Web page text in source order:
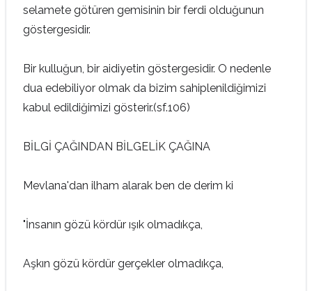
selamete götüren gemisinin bir ferdi olduğunun
göstergesidir.
Bir kulluğun, bir aidiyetin göstergesidir. O nedenle
dua edebiliyor olmak da bizim sahiplenildiğimizi
kabul edildiğimizi gösterir.(sf.106)
BİLGİ ÇAĞINDAN BİLGELİK ÇAĞINA
Mevlana'dan ilham alarak ben de derim ki
"İnsanın gözü kördür ışık olmadıkça,
Aşkın gözü kördür gerçekler olmadıkça,